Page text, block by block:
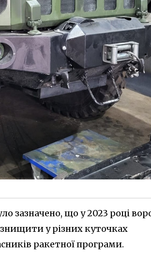
зазначено, що у 2023 році
у різних куточках
ракетної програми.